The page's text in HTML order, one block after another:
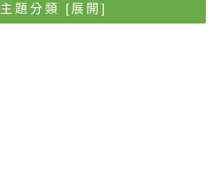
主題分類 [展開]